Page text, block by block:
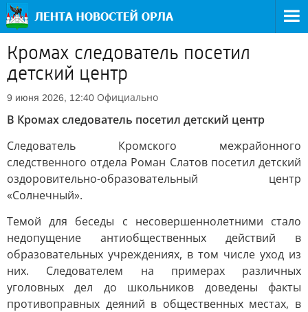
Кромах следователь посетил
детский центр
9 июня 2026, 12:40 Официально
В Кромах следователь посетил детский центр
Следователь Кромского межрайонного
следственного отдела Роман Слатов посетил детский
оздоровительно-образовательный центр
«Солнечный».
Темой для беседы с несовершеннолетними стало
недопущение антиобщественных действий в
образовательных учреждениях, в том числе уход из
них. Следователем на примерах различных
уголовных дел до школьников доведены факты
противоправных деяний в общественных местах, в